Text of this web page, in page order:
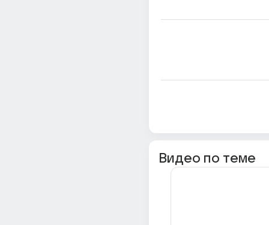
Видео по теме